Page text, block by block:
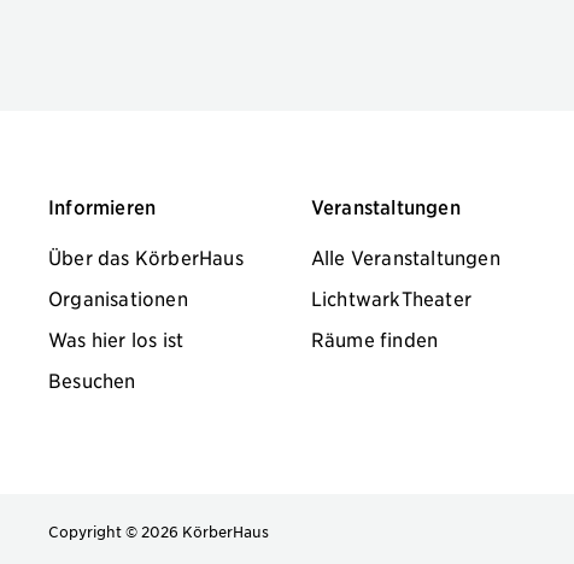
Informieren
Über das KörberHaus
Organisationen
Was hier los ist
Besuchen
Veranstaltungen
Alle Veranstaltungen
LichtwarkTheater
Räume finden
Copyright © 2026 KörberHaus